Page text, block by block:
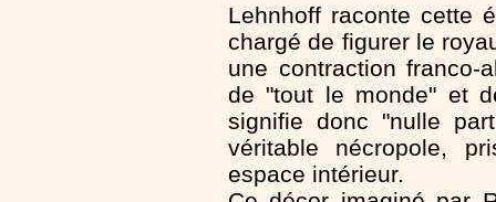
Lehnhoff raconte cette
chargé de figurer le
une contraction franco-
de "tout le monde" et
signifie donc "nulle
véritable nécropole,
espace intérieur.